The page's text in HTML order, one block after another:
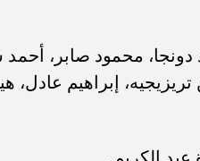
محمود صابر، أحمد
إبراهيم عادل،